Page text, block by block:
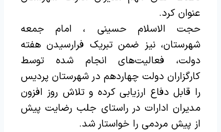
عنوان کرد.
حجت الاسلام حسینی ، امام جمعه
شهرستان، نیز ضمن تبریک فرارسیدن هفته
دولت، فعالیت‌های انجام شده توسط
کارگزاران دولت چهاردهم در شهرستان پردیس
را قابل دفاع ارزیابی کرده و تلاش روز افزون
مدیران ادارات در راستای جلب رضایت پیش
از پیش مردمی را خواستار شد.